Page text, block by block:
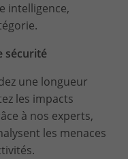
intelligence,
sécurité
une longueur
les impacts
à nos experts,
les menaces